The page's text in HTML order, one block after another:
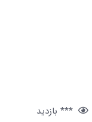
*** بازدید